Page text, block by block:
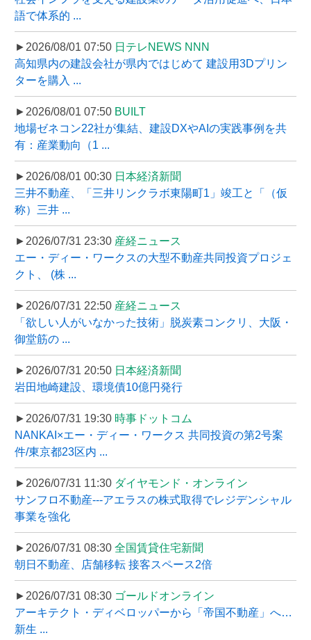
語で体系的 ...
►2026/08/01 07:50 日テレNEWS NNN
高知県内の建設会社が県内ではじめて 建設用3Dプリン
ターを購入 ...
►2026/08/01 07:50 BUILT
地場ゼネコン22社が集結、建設DXやAIの実践事例を共
有：産業動向（1 ...
►2026/08/01 00:30 日本経済新聞
三井不動産、「三井リンクラボ東陽町1」竣工と「（仮
称）三井 ...
►2026/07/31 23:30 産経ニュース
エー・ディー・ワークスの大型不動産共同投資プロジェ
クト、 (株 ...
►2026/07/31 22:50 産経ニュース
「欲しい人がいなかった技術」脱炭素コンクリ、大阪・
御堂筋の ...
►2026/07/31 20:50 日本経済新聞
岩田地崎建設、環境債10億円発行
►2026/07/31 19:30 時事ドットコム
NANKAI×エー・ディー・ワークス 共同投資の第2号案
件/東京都23区内 ...
►2026/07/31 11:30 ダイヤモンド・オンライン
サンフロ不動産---アエラスの株式取得でレジデンシャル
事業を強化
►2026/07/31 08:30 全国賃貸住宅新聞
朝日不動産、店舗移転 接客スペース2倍
►2026/07/31 08:30 ゴールドオンライン
アーキテクト・ディベロッパーから「帝国不動産」へ…
新生 ...